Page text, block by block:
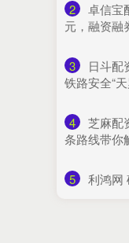
2
卓信宝
元，融资融
3
日斗配
铁路安全“
4
芝麻配
条路线带你
5 利鸿网